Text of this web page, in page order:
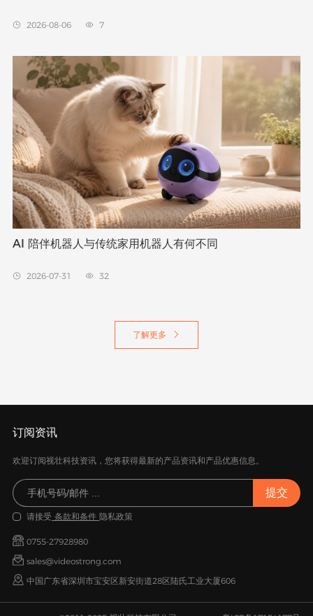
 2026-08-06  7
AI 陪伴机器人与传统家用机器人有何不同
 2026-07-31  32
了解更多 
订阅资讯
欢迎订阅视壮科技资讯，您将获得最新的产品资讯和产品优惠信息。
请接受 条款和条件 隐私政策
0755-27928980
sales@videostrong.com
中国广东省深圳市宝安区新安街道28区陆氏工业大厦606